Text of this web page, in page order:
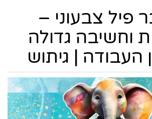
פיל צבעוני –
וחשיבה גדולה
העבודה | גיתוש